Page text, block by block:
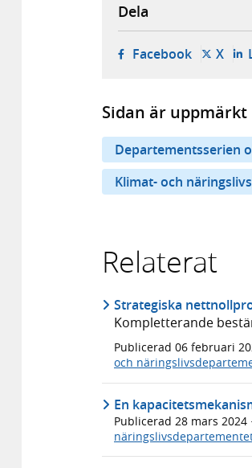
Dela
Facebook- öppnas
X-
Sidan är
Departementsserien
Klimat- och
Relaterat
Strategiska
Kompletterande
Publicerad 06 februari
och
En
Publicerad 28 mars 2024 ·